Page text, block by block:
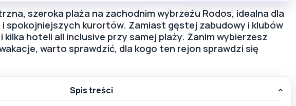
szeroka plaża na zachodnim wybrzeżu Rodos, idealna dla
spokojniejszych kurortów. Zamiast gęstej zabudowy i klubów
hoteli all inclusive przy samej plaży. Zanim wybierzesz
warto sprawdzić, dla kogo ten rejon sprawdzi się
Spis treści